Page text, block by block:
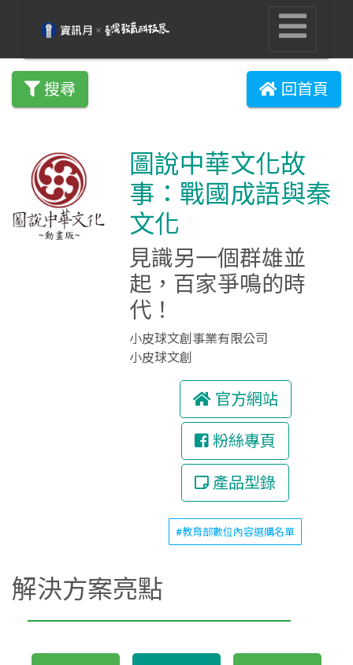
搜尋 回首頁
圖說中華文化故
事：戰國成語與秦
文化
見識另一個群雄並
起，百家爭鳴的時
代！
小皮球文創事業有限公司
小皮球文創
官方網站
粉絲專頁
產品型錄
#教育部數位內容選購名單
解決方案亮點